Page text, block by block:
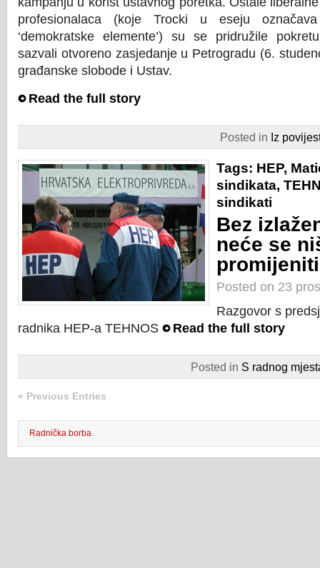
profesionalaca (koje Trocki u eseju
‘demokratske elemente’) su se pridružile
sazvali otvoreno zasjedanje u Petrogradu (6.
građanske slobode i Ustav.
Read the full story
Posted in Iz
Tags: HEP,
sindikata,
sindikati
Bez
neće se
promijeniti
Posted on 23
Razgovor s
radnika HEP-a TEHNOS
Read the full story
Posted in S radnog
« Previous Entries
Radnička borba.